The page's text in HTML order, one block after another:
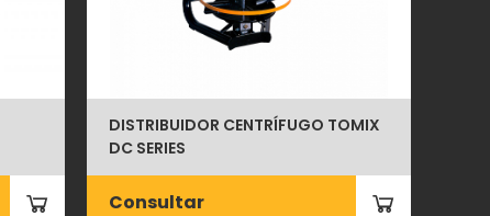
DISTRIBUIDOR CENTRÍFUGO TOMIX
DC SERIES
Consultar